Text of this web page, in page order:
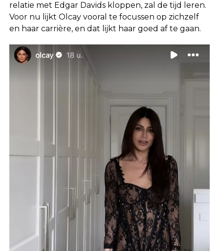
relatie met Edgar Davids kloppen, zal de tijd leren.
Voor nu lijkt Olcay vooral te focussen op zichzelf
en haar carrière, en dat lijkt haar goed af te gaan.